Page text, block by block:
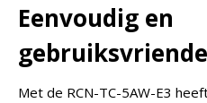
Eenvoudig en
Met de RCN-TC-5AW-E3